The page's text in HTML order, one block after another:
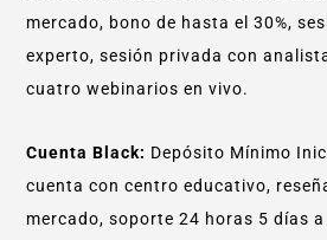
mercado, bono de hasta el 30%,
experto, sesión privada con
cuatro webinarios en vivo.
Cuenta Black: Depósito Mínimo
cuenta con centro educativo,
mercado, soporte 24 horas 5 días